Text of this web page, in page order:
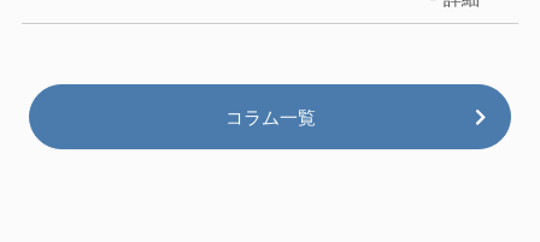
コラム一覧